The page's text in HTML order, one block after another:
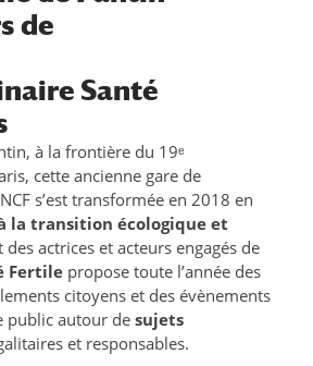
de
Santé
à la frontière du 19ᵉ
cette ancienne gare de
s’est transformée en 2018 en
la transition écologique et
des actrices et acteurs engagés de
Fertile propose toute l’année des
citoyens et des évènements
public autour de sujets
et responsables.